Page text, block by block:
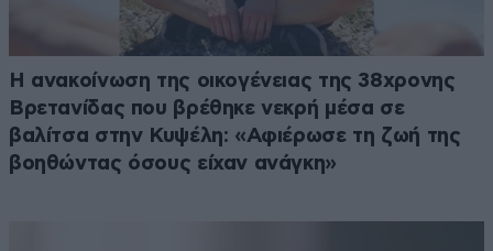
Η ανακοίνωση της οικογένειας της 38χρονης
Βρετανίδας που βρέθηκε νεκρή μέσα σε
βαλίτσα στην Κυψέλη: «Αφιέρωσε τη ζωή της
βοηθώντας όσους είχαν ανάγκη»